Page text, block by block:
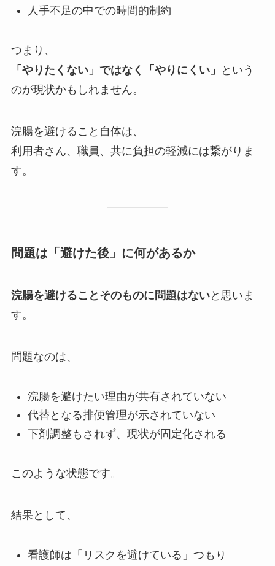
人手不足の中での時間的制約
つまり、
「やりたくない」ではなく「やりにくい」
という
のが現状かもしれません。
浣腸を避けること自体は、
利用者さん、職員、共に負担の軽減には繋がりま
す。
問題は「避けた後」に何があるか
浣腸を避けることそのものに問題はないと思いま
す。
問題なのは、
浣腸を避けたい理由が共有されていない
代替となる排便管理が示されていない
下剤調整もされず、現状が固定化される
このような状態です。
結果として、
看護師は「リスクを避けている」つもり